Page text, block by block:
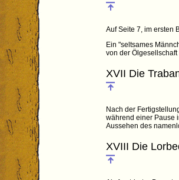
Auf Seite 7, im ersten
Ein "seltsames
von der
XVII Die
Nach der
während einer Pause
Aussehen des
XVIII Die